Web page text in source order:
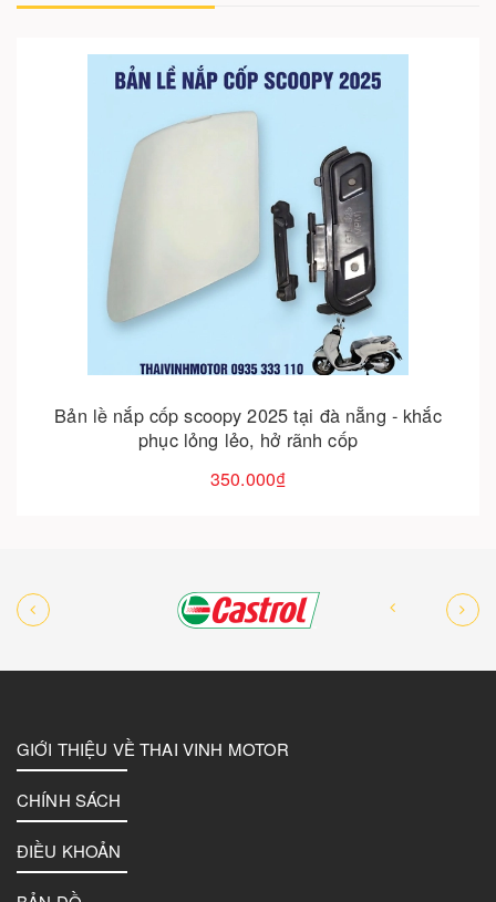
Nệm tựa lưng cao cấp cho xe vespa, scoopy, evo –
êm ái và sang trọng
250.000₫
Cho vào giỏ hàng
GIỚI THIỆU VỀ THAI VINH MOTOR
CHÍNH SÁCH
ĐIỀU KHOẢN